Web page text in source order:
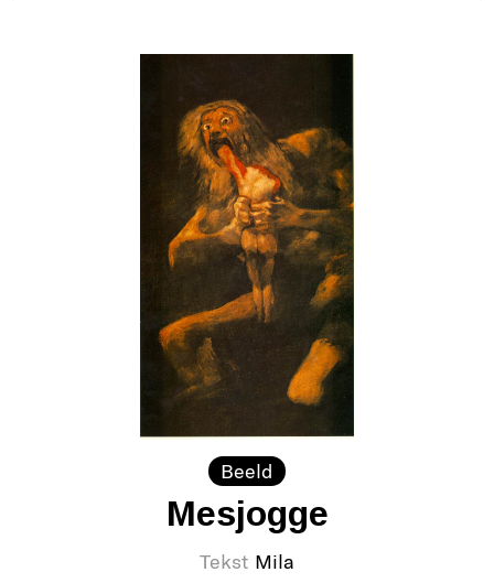
Beeld
Mesjogge
Tekst Mila